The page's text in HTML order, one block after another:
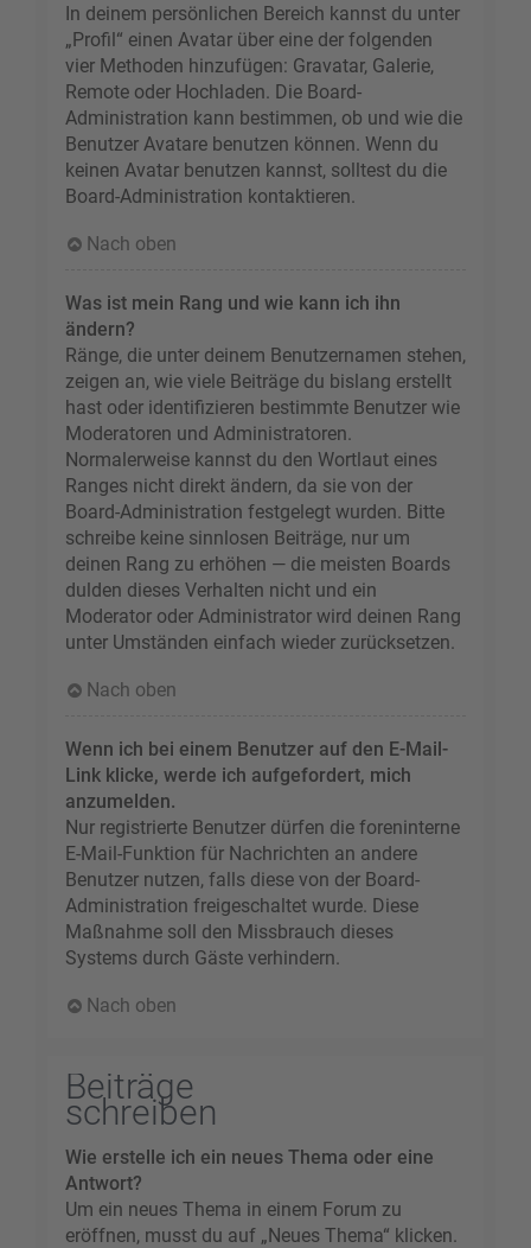
In deinem persönlichen Bereich kannst du unter
„Profil“ einen Avatar über eine der folgenden
vier Methoden hinzufügen: Gravatar, Galerie,
Remote oder Hochladen. Die Board-
Administration kann bestimmen, ob und wie die
Benutzer Avatare benutzen können. Wenn du
keinen Avatar benutzen kannst, solltest du die
Board-Administration kontaktieren.
Nach oben
Was ist mein Rang und wie kann ich ihn
ändern?
Ränge, die unter deinem Benutzernamen stehen,
zeigen an, wie viele Beiträge du bislang erstellt
hast oder identifizieren bestimmte Benutzer wie
Moderatoren und Administratoren.
Normalerweise kannst du den Wortlaut eines
Ranges nicht direkt ändern, da sie von der
Board-Administration festgelegt wurden. Bitte
schreibe keine sinnlosen Beiträge, nur um
deinen Rang zu erhöhen — die meisten Boards
dulden dieses Verhalten nicht und ein
Moderator oder Administrator wird deinen Rang
unter Umständen einfach wieder zurücksetzen.
Nach oben
Wenn ich bei einem Benutzer auf den E-Mail-
Link klicke, werde ich aufgefordert, mich
anzumelden.
Nur registrierte Benutzer dürfen die foreninterne
E-Mail-Funktion für Nachrichten an andere
Benutzer nutzen, falls diese von der Board-
Administration freigeschaltet wurde. Diese
Maßnahme soll den Missbrauch dieses
Systems durch Gäste verhindern.
Nach oben
Beiträge
schreiben
Wie erstelle ich ein neues Thema oder eine
Antwort?
Um ein neues Thema in einem Forum zu
eröffnen, musst du auf „Neues Thema“ klicken.